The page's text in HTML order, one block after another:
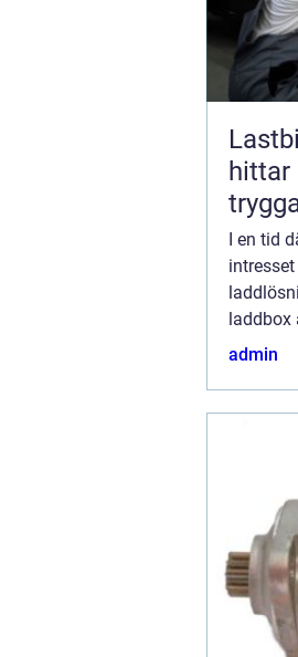
hittar
I en tid
att
admin